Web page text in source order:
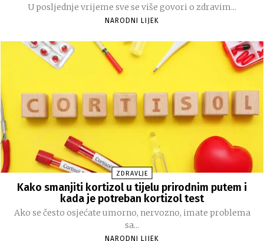
U posljednje vrijeme sve se više govori o zdravim...
NARODNI LIJEK
ZDRAVLJE
Kako smanjiti kortizol u tijelu prirodnim putem i
kada je potreban kortizol test
Ako se često osjećate umorno, nervozno, imate problema
sa...
NARODNI LIJEK